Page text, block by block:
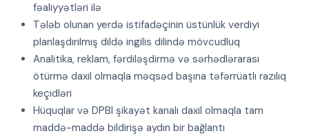
fəaliyyətləri ilə
Tələb olunan yerdə istifadəçinin üstünlük verdiyi
planlaşdırılmış dildə ingilis dilində mövcudluq
Analitika, reklam, fərdiləşdirmə və sərhədlərarası
ötürmə daxil olmaqla məqsəd başına təfərrüatlı razılıq
keçidləri
Hüquqlar və DPBI şikayət kanalı daxil olmaqla tam
maddə-maddə bildirişə aydın bir bağlantı